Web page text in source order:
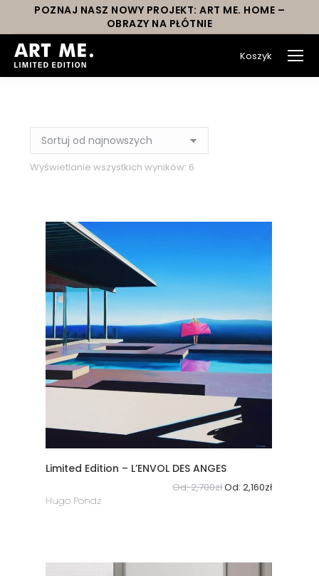
POZNAJ NASZ NOWY PROJEKT: ART ME. HOME –
OBRAZY NA PŁÓTNIE
Koszyk
Wyświetlanie wszystkich wyników: 6
Limited Edition – L’ENVOL DES ANGES
Od:2,700złOd:2,160zł
Hugo Pondz